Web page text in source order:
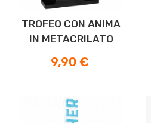
TROFEO CON ANIMA
IN METACRILATO
Prezzo
9,90 €